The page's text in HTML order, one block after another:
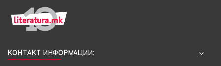
КОНТАКТ ИНФОРМАЦИИ: